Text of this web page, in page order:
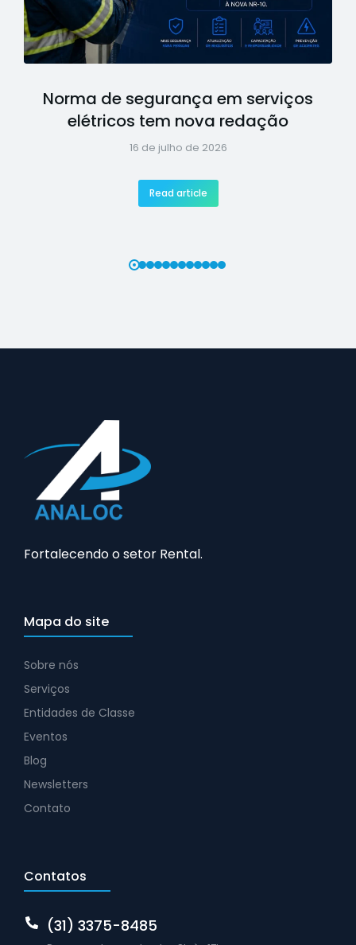
Norma de segurança em serviços
elétricos tem nova redação
16 de julho de 2026
Read article
Fortalecendo o setor Rental.
Mapa do site
Sobre nós
Serviços
Entidades de Classe
Eventos
Blog
Newsletters
Contato
Contatos
(31) 3375-8485